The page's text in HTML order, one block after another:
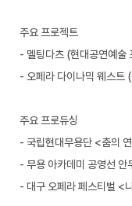
주요 프로젝트
- 멜팅다츠 (현대공연예
- 오페라 다이나믹 웨스
주요 프로듀싱
- 국립현대무용단 <춤의
- 무용 아카데미 공영선
- 대구 오페라 페스티벌 <